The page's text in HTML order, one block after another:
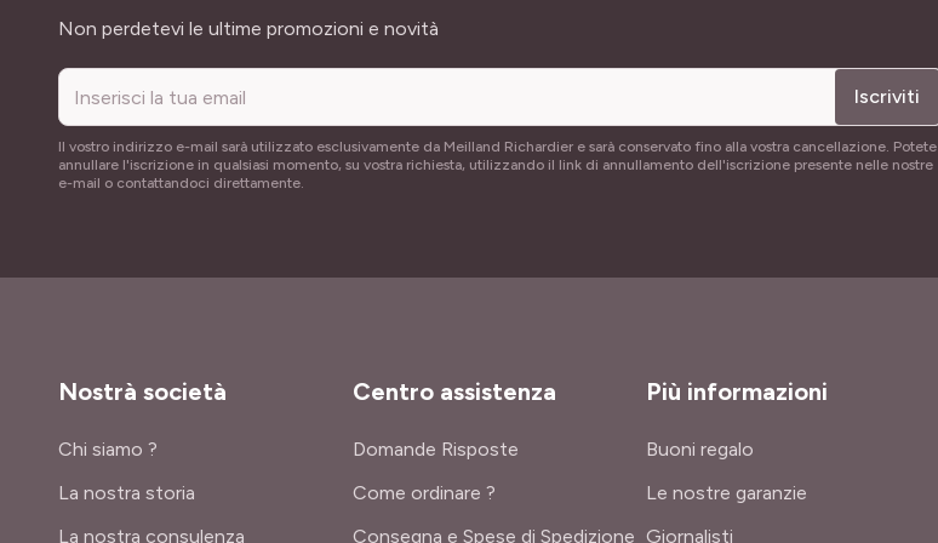
Indirizzo email
Non perdetevi le ultime promozioni e novità
Iscriviti
Il vostro indirizzo e-mail sarà utilizzato esclusivamente da Meilland Richardier e sarà conservato fino alla vostra cancellazione. Potete
annullare l'iscrizione in qualsiasi momento, su vostra richiesta, utilizzando il link di annullamento dell'iscrizione presente nelle nostre
e-mail o contattandoci direttamente.
Nostrà società
Chi siamo ?
La nostra storia
La nostra consulenza
Centro assistenza
Domande Risposte
Come ordinare ?
Consegna e Spese di Spedizione
Più informazioni
Buoni regalo
Le nostre garanzie
Giornalisti